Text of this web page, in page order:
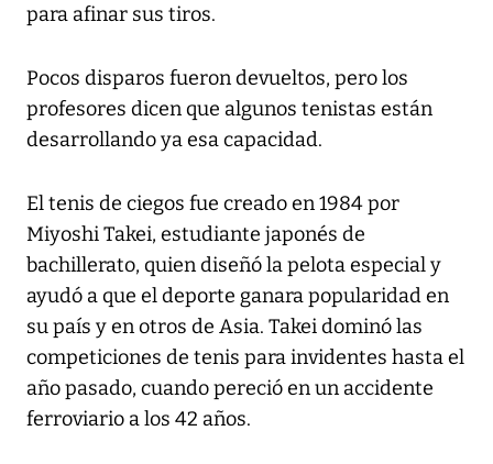
para afinar sus tiros.
Pocos disparos fueron devueltos, pero los
profesores dicen que algunos tenistas están
desarrollando ya esa capacidad.
El tenis de ciegos fue creado en 1984 por
Miyoshi Takei, estudiante japonés de
bachillerato, quien diseñó la pelota especial y
ayudó a que el deporte ganara popularidad en
su país y en otros de Asia. Takei dominó las
competiciones de tenis para invidentes hasta el
año pasado, cuando pereció en un accidente
ferroviario a los 42 años.